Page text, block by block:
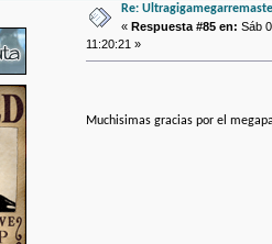
Re:
«Respuesta #85 en: Sáb
11:20:21 »
Muchisimas gracias por el